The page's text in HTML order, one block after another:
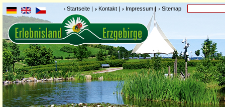
Startseite | Kontakt | Impressum| Sitemap